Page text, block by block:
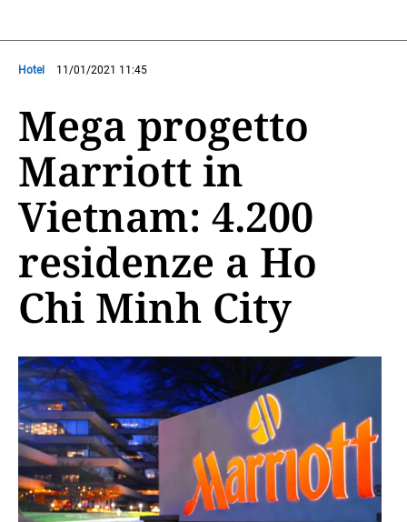
Hotel 11/01/2021 11:45
Mega progetto
Marriott in
Vietnam: 4.200
residenze a Ho
Chi Minh City